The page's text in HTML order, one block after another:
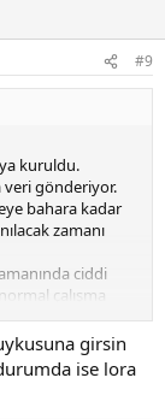
#9
kuruldu.
veri gönderiyor.
bahara kadar
zamanı
ciddi
çalışma
şekildegirsin
ise lora